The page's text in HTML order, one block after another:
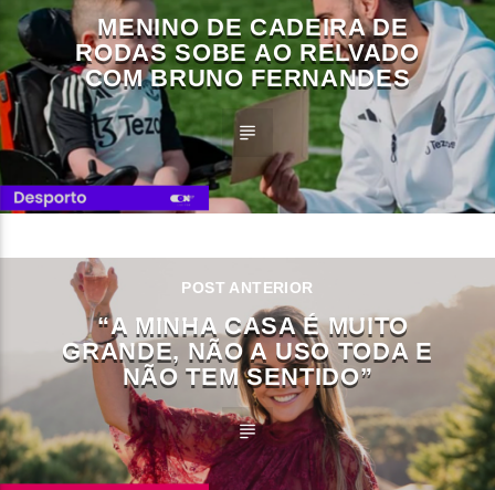
MENINO DE CADEIRA DE
RODAS SOBE AO RELVADO
COM BRUNO FERNANDES
POST ANTERIOR
“A MINHA CASA É MUITO
GRANDE, NÃO A USO TODA E
NÃO TEM SENTIDO”